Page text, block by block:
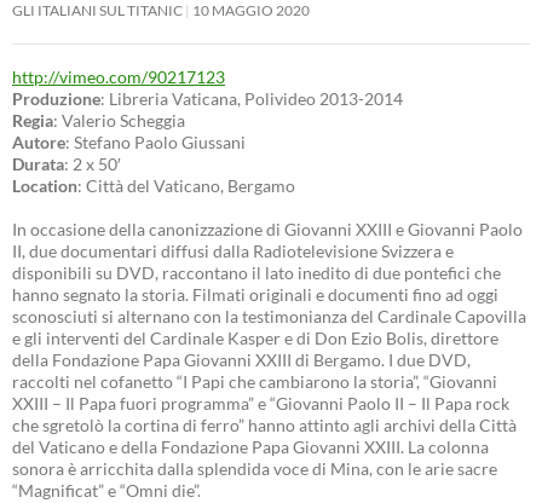
GLI ITALIANI SUL TITANIC 10 MAGGIO 2020
http://vimeo.com/90217123
Produzione: Libreria Vaticana, Polivideo 2013-2014
Regia: Valerio Scheggia
Autore: Stefano Paolo Giussani
Durata: 2 x 50′
Location: Città del Vaticano, Bergamo
In occasione della canonizzazione di Giovanni XXIII e Giovanni Paolo
II, due documentari diffusi dalla Radiotelevisione Svizzera e
disponibili su DVD, raccontano il lato inedito di due pontefici che
hanno segnato la storia. Filmati originali e documenti fino ad oggi
sconosciuti si alternano con la testimonianza del Cardinale Capovilla
e gli interventi del Cardinale Kasper e di Don Ezio Bolis, direttore
della Fondazione Papa Giovanni XXIII di Bergamo. I due DVD,
raccolti nel cofanetto “I Papi che cambiarono la storia”, “Giovanni
XXIII – Il Papa fuori programma” e “Giovanni Paolo II – Il Papa rock
che sgretolò la cortina di ferro” hanno attinto agli archivi della Città
del Vaticano e della Fondazione Papa Giovanni XXIII. La colonna
sonora è arricchita dalla splendida voce di Mina, con le arie sacre
“Magnificat” e “Omni die”.